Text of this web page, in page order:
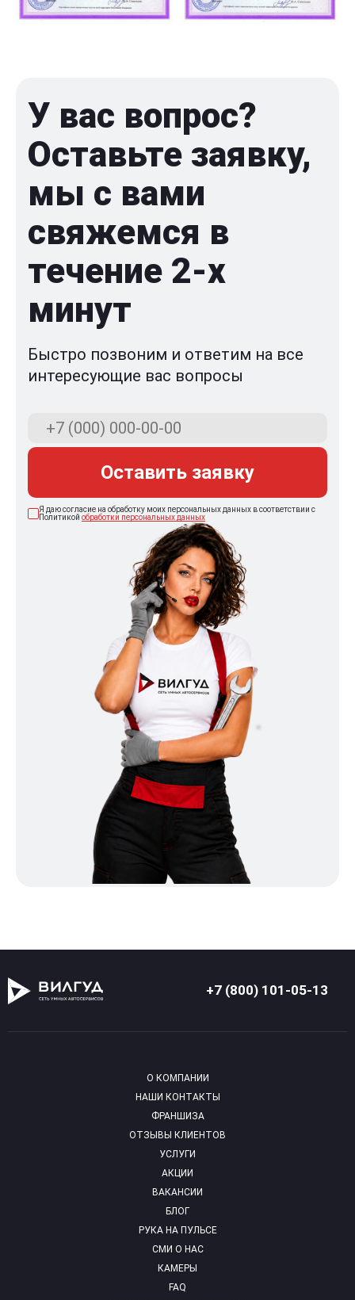
У вас вопрос?
Оставьте заявку,
мы с вами
свяжемся в
течение 2-x
минут
Быстро позвоним и ответим на все
интересующие вас вопросы
Оставить заявку
Я даю согласие на обработку моих персональных данных в соответствии с
Политикой обработки персональных данных
+7 (800) 101-05-13
О КОМПАНИИ
НАШИ КОНТАКТЫ
ФРАНШИЗА
ОТЗЫВЫ КЛИЕНТОВ
УСЛУГИ
АКЦИИ
ВАКАНСИИ
БЛОГ
РУКА НА ПУЛЬСЕ
СМИ О НАС
КАМЕРЫ
FAQ